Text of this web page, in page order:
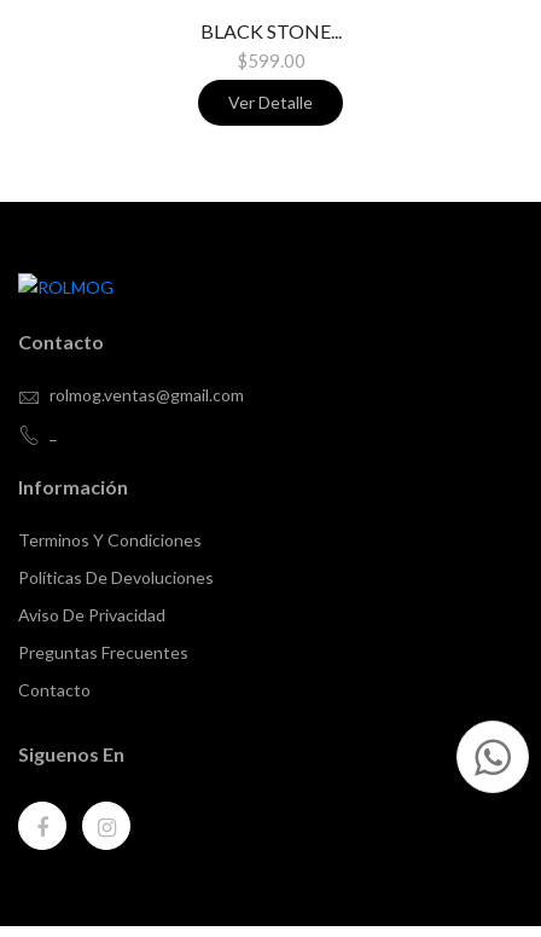
BLACK STONE...
$599.00
Ver Detalle
Contacto
rolmog.ventas@gmail.com
Información
Terminos Y Condiciones
Políticas De Devoluciones
Aviso De Privacidad
Preguntas Frecuentes
Contacto
Siguenos En